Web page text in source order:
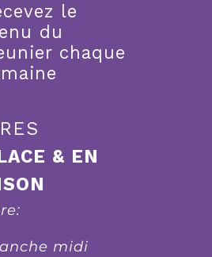
le
du
chaque
& EN
midi